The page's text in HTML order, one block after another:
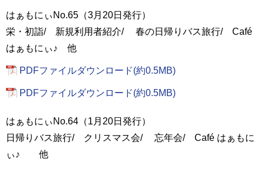
はぁもにぃNo.65（3月20日発行）
栄・初詣/ 新規利用者紹介/ 春の日帰りバス旅行/ Café
はぁもにぃ♪ 他
PDFファイルダウンロード(約0.5MB)
PDFファイルダウンロード(約0.5MB)
はぁもにぃNo.64（1月20日発行）
日帰りバス旅行/ クリスマス会/ 忘年会/ Café はぁもに
ぃ♪ 他